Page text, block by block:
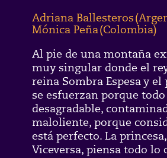
Adriana Ballesteros(
Mónica Peña(Colombia)
Al pie de una montaña
muy singular donde el
reina Sombra Espesa y
se esfuerzan porque
desagradable,
maloliente, porque
está perfecto. La
Viceversa, piensa todo lo